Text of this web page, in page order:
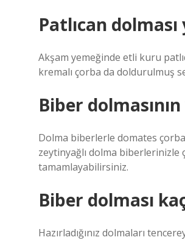
Patlıcan
Akşam yemeğinde etli kuru
kremalı çorba da doldurulmuş
Biber
Dolma biberlerle domates
zeytinyağlı dolma biberlerinizle
tamamlayabilirsiniz.
Biber dolması
Hazırladığınız dolmaları